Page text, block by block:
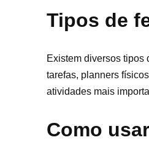
Tipos de
Existem diversos tipos
tarefas, planners
atividades mais
Como